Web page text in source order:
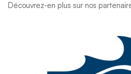
Découvrez-en plus sur nos